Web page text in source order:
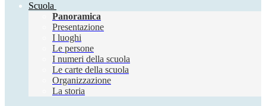
Scuola
Panoramica
Presentazione
I luoghi
Le persone
I numeri della scuola
Le carte della scuola
Organizzazione
La storia